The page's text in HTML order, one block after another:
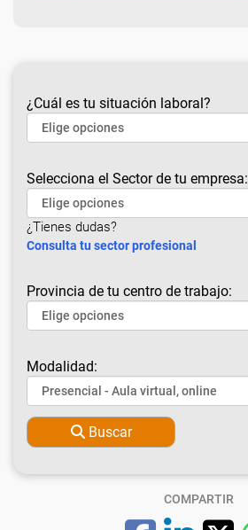
¿Cuál es tu situación laboral?
Selecciona el Sector de tu empresa:
¿Tienes dudas?
Consulta tu sector profesional
Provincia de tu centro de trabajo:
Modalidad:
Buscar
COMPARTIR